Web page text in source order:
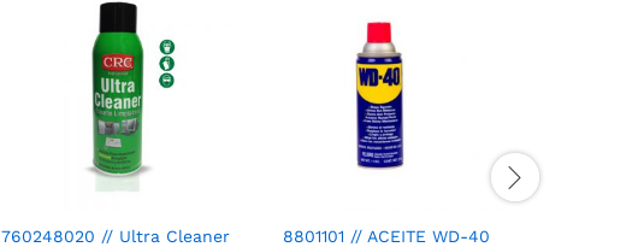
760248020 // Ultra Cleaner 8801101 // ACEITE WD-40